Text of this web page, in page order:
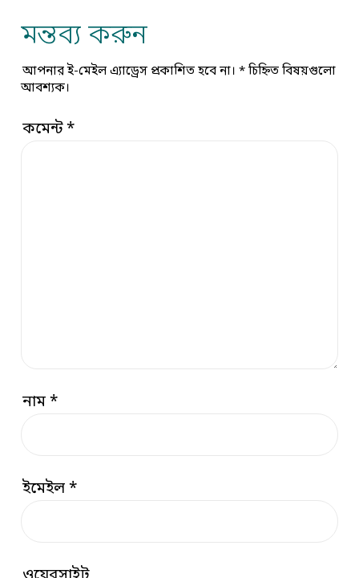
মন্তব্য করুন
আপনার ই-মেইল এ্যাড্রেস প্রকাশিত হবে না। *চিহ্নিত বিষয়গুলো
আবশ্যক।
কমেন্ট*
নাম*
ইমেইল*